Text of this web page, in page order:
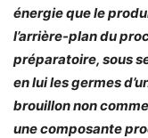
énergie que le
l’arrière-plan du
préparatoire, sous
en lui les germes
brouillon non
une composante